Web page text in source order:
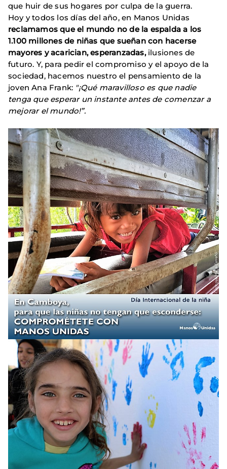
que huir de sus hogares por culpa de la guerra.
Hoy y todos los días del año, en Manos Unidas
reclamamos que el mundo no de la espalda a los
1.100 millones de niñas que sueñan con hacerse
mayores y acarician, esperanzadas,ilusiones de
futuro. Y, para pedir el compromiso y el apoyo de la
sociedad, hacemos nuestro el pensamiento de la
joven Ana Frank: "¡Qué maravilloso es que nadie
tenga que esperar un instante antes de comenzar a
mejorar el mundo!”.